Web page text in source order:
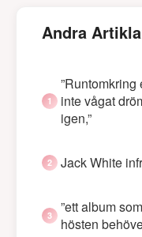
Andra
inte vågat
igen,”
Jack White
”ett album
hösten